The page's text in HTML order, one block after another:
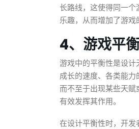
长路线，这使得同一
乐趣，从而增加了游戏
4、游戏平
游戏中的平衡性是设
成长的速度、各类能力
而不至于出现某些天
有效发挥其作用。
在设计平衡性时，开